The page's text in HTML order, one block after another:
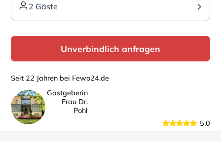
2 Gäste
Unverbindlich anfragen
Seit 22 Jahren bei Fewo24.de
Gastgeberin
Frau Dr.
Pohl
5.0